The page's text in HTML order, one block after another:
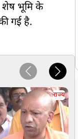
शेष भूमि के
गई है.
राज्य